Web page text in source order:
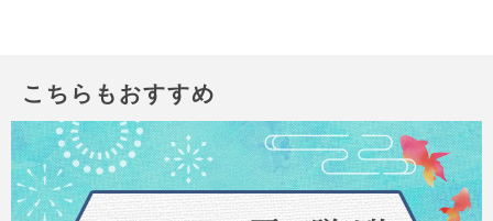
こちらもおすすめ